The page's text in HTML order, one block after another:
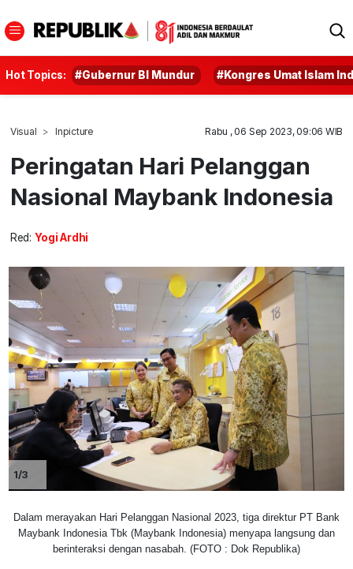
Hot Topics: #Gubernur BI Mundur #Kongres Umat Islam
Visual Inpicture Rabu , 06 Sep 2023, 09:06 WIB
Peringatan Hari Pelanggan
Nasional Maybank Indonesia
Red: Yogi Ardhi
1/3
Dalam merayakan Hari Pelanggan Nasional 2023, tiga direktur PT Bank
Maybank Indonesia Tbk (Maybank Indonesia) menyapa langsung dan
berinteraksi dengan nasabah. (FOTO : Dok Republika)